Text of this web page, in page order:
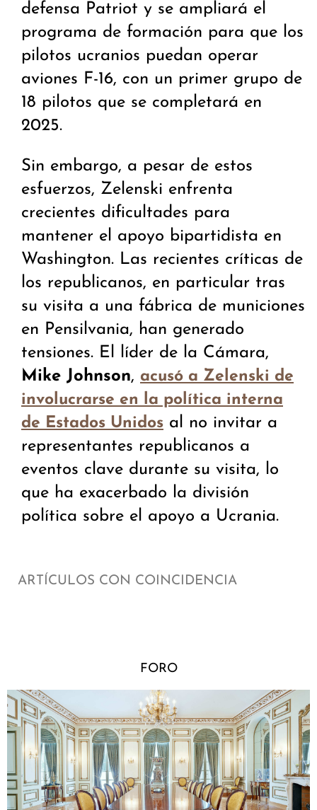
defensa Patriot y se ampliará el
programa de formación para que los
pilotos ucranios puedan operar
aviones F-16, con un primer grupo de
18 pilotos que se completará en
2025.
Sin embargo, a pesar de estos
esfuerzos, Zelenski enfrenta
crecientes dificultades para
mantener el apoyo bipartidista en
Washington. Las recientes críticas de
los republicanos, en particular tras
su visita a una fábrica de municiones
en Pensilvania, han generado
tensiones. El líder de la Cámara,
Mike Johnson, acusó a Zelenski de
involucrarse en la política interna
de Estados Unidos al no invitar a
representantes republicanos a
eventos clave durante su visita, lo
que ha exacerbado la división
política sobre el apoyo a Ucrania.
ARTÍCULOS CON COINCIDENCIA
FORO